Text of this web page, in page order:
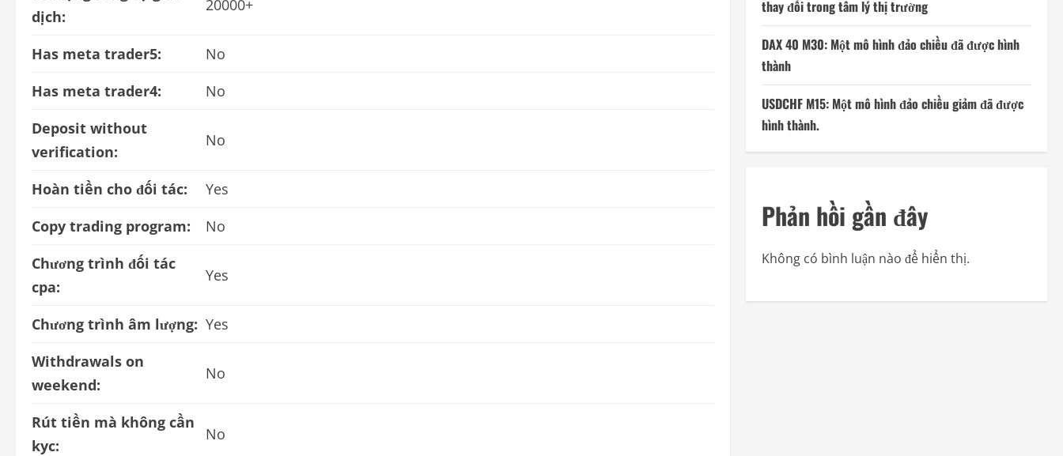
dịch:
20000+
Has meta trader5:
No
Has meta trader4:
No
Deposit without
verification:
No
Hoàn tiền cho đối tác:
Yes
Copy trading program:
No
Chương trình đối tác
cpa:
Yes
Chương trình âm lượng: Yes
Withdrawals on
weekend:
No
Rút tiền mà không cần
kyc:
No
thay đổi trong tâm lý thị trường
DAX 40 M30: Một mô hình đảo chiều đã được hình
thành
USDCHF M15: Một mô hình đảo chiều giảm đã được
hình thành.
Phản hồi gần đây
Không có bình luận nào để hiển thị.